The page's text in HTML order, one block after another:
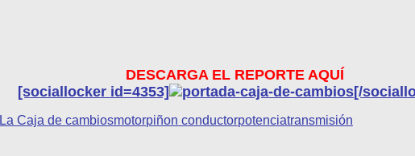
DESCARGA EL REPORTE AQUÍ
[sociallocker id=4353]
[/
La Caja de cambiosmotorpiñon conductorpotenciatransmisión